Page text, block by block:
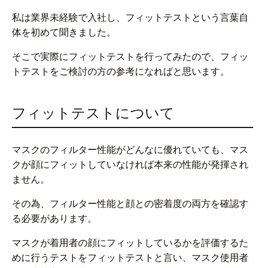
私は業界未経験で入社し、フィットテストという言葉自
体を初めて聞きました。
そこで実際にフィットテストを行ってみたので、フィッ
トテストをご検討の方の参考になればと思います。
フィットテストについて
マスクのフィルター性能がどんなに優れていても、マス
クが顔にフィットしていなければ本来の性能が発揮され
ません。
その為、フィルター性能と顔との密着度の両方を確認す
る必要があります。
マスクが着用者の顔にフィットしているかを評価するた
めに行うテストをフィットテストと言い、マスク使用者